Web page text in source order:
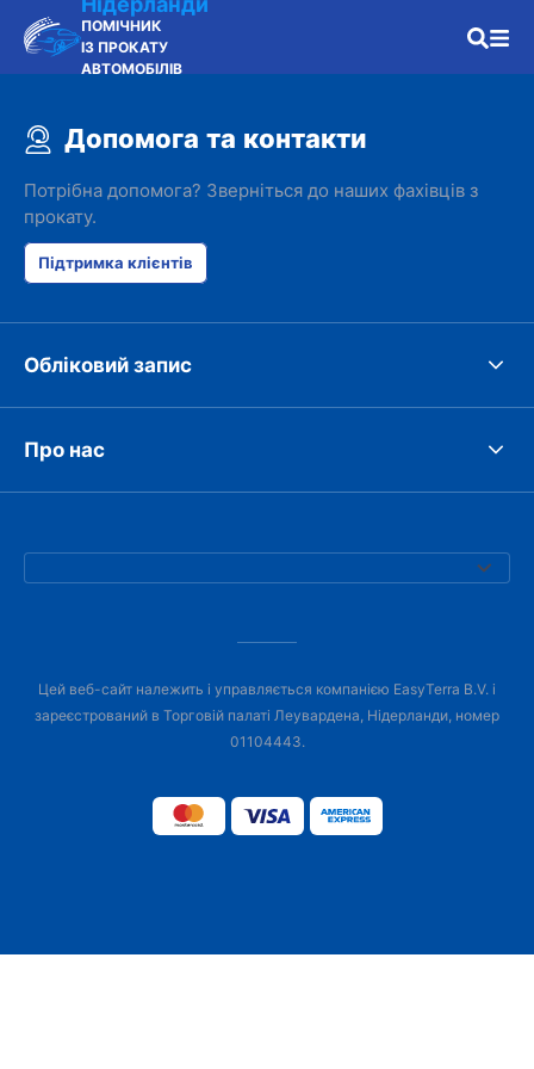
ПОМІЧНИК
ІЗ ПРОКАТУ
АВТОМОБІЛІВ
Допомога та контакти
Потрібна допомога? Зверніться до наших фахівців з
прокату.
Підтримка клієнтів
Обліковий запис
Про нас
Цей веб-сайт належить і управляється компанією EasyTerra B.V. і
зареєстрований в Торговій палаті Леувардена, Нідерланди, номер
01104443.